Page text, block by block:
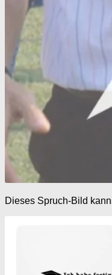
Dieses Spruch-Bild